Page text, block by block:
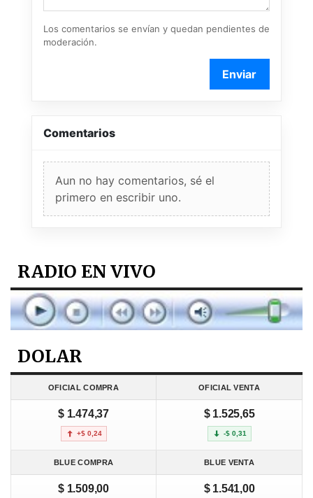
Los comentarios se envían y quedan pendientes de
moderación.
Enviar
Comentarios
Aun no hay comentarios, sé el
primero en escribir uno.
RADIO EN VIVO
DOLAR
OFICIAL COMPRA OFICIAL VENTA
$ 1.474,37
+$ 0,24
$ 1.525,65
-$ 0,31
BLUE COMPRA BLUE VENTA
$ 1.509,00 $ 1.541,00